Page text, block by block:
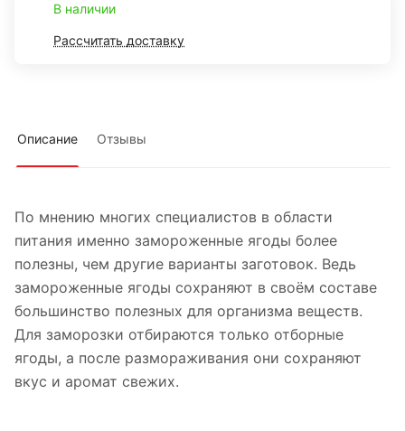
В наличии
Рассчитать доставку
Описание Отзывы
По мнению многих специалистов в области
питания именно замороженные ягоды более
полезны, чем другие варианты заготовок. Ведь
замороженные ягоды сохраняют в своём составе
большинство полезных для организма веществ.
Для заморозки отбираются только отборные
ягоды, а после размораживания они сохраняют
вкус и аромат свежих.